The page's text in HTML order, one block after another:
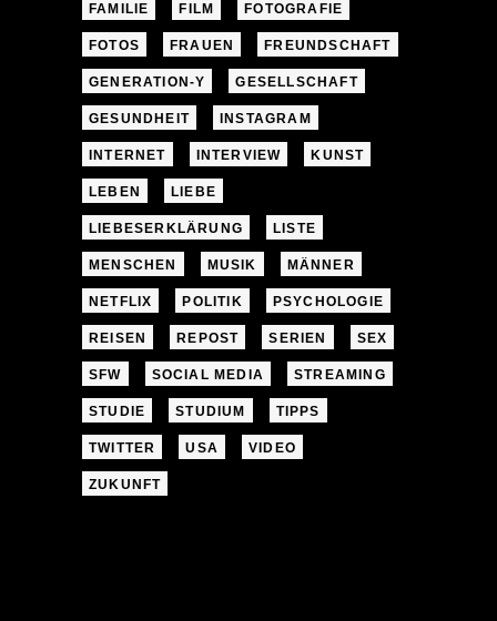
FAMILIE FILM FOTOGRAFIE
FOTOS FRAUEN FREUNDSCHAFT
GENERATION-Y GESELLSCHAFT
GESUNDHEIT INSTAGRAM
INTERNET INTERVIEW KUNST
LEBEN LIEBE
LIEBESERKLÄRUNG LISTE
MENSCHEN MUSIK MÄNNER
NETFLIX POLITIK PSYCHOLOGIE
REISEN REPOST SERIEN SEX
SFW SOCIAL MEDIA STREAMING
STUDIE STUDIUM TIPPS
TWITTER USA VIDEO
ZUKUNFT